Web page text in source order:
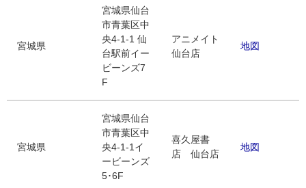
宮城県
宮城県仙台
市青葉区中
央4-1-1 仙
台駅前イー
ビーンズ7
F
アニメイト
仙台店
地図
宮城県
宮城県仙台
市青葉区中
央4-1-1イ
ービーンズ
5･6F
喜久屋書
店 仙台店
地図